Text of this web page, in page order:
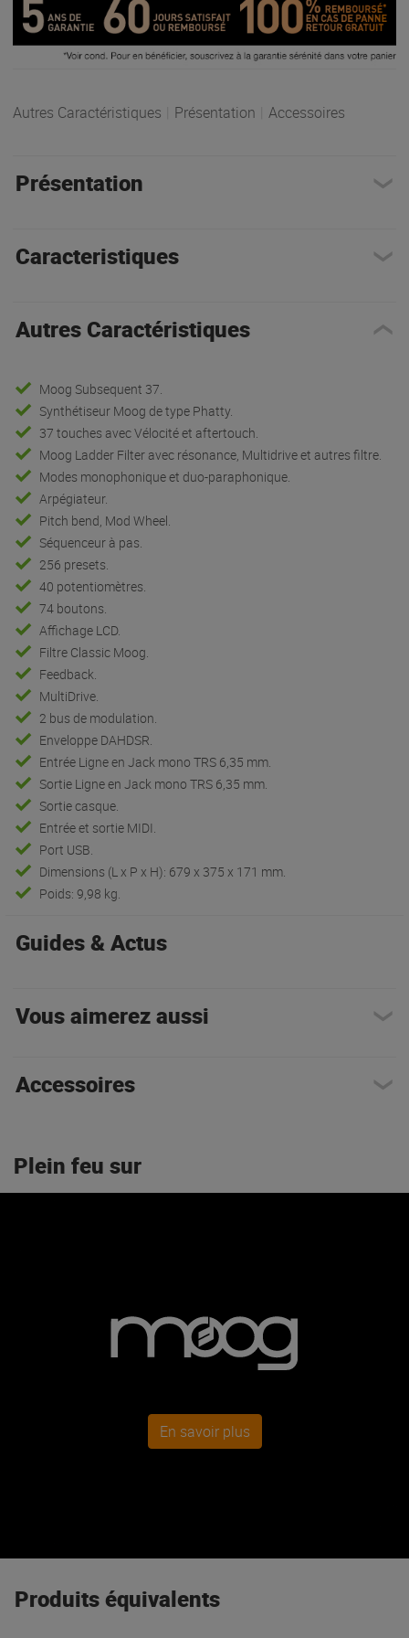
Autres Caractéristiques Présentation Accessoires
Présentation
Caracteristiques
Autres Caractéristiques
Moog Subsequent 37.
Synthétiseur Moog de type Phatty.
37 touches avec Vélocité et aftertouch.
Moog Ladder Filter avec résonance, Multidrive et autres filtre.
Modes monophonique et duo-paraphonique.
Arpégiateur.
Pitch bend, Mod Wheel.
Séquenceur à pas.
256 presets.
40 potentiomètres.
74 boutons.
Affichage LCD.
Filtre Classic Moog.
Feedback.
MultiDrive.
2 bus de modulation.
Enveloppe DAHDSR.
Entrée Ligne en Jack mono TRS 6,35 mm.
Sortie Ligne en Jack mono TRS 6,35 mm.
Sortie casque.
Entrée et sortie MIDI.
Port USB.
Dimensions (L x P x H): 679 x 375 x 171 mm.
Poids: 9,98 kg.
Guides & Actus
Vous aimerez aussi
Accessoires
Plein feu sur
En savoir plus
Produits équivalents